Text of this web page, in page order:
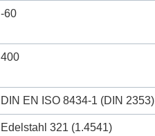
-60
400
DIN EN ISO 8434-1 (DIN 2353)
Edelstahl 321 (1.4541)